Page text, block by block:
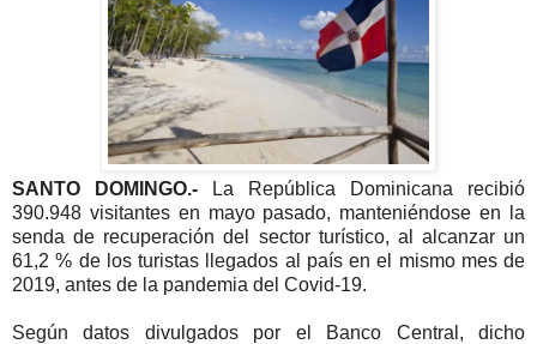
SANTO DOMINGO.-
La República Dominicana recibió
390.948 visitantes en mayo pasado, manteniéndose en la
senda de recuperación del sector turístico, al alcanzar un
61,2 % de los turistas llegados al país en el mismo mes de
2019, antes de la pandemia del Covid-19.
Según datos divulgados por el Banco Central, dicho